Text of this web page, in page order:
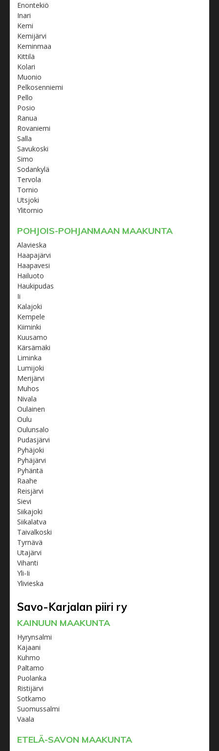
Enontekiö
Inari
Kemi
Kemijärvi
Keminmaa
Kittilä
Kolari
Muonio
Pelkosenniemi
Pello
Posio
Ranua
Rovaniemi
Salla
Savukoski
Simo
Sodankylä
Tervola
Tornio
Utsjoki
Ylitornio
POHJOIS-POHJANMAAN MAAKUNTA
Alavieska
Haapajärvi
Haapavesi
Hailuoto
Haukipudas
Ii
Kalajoki
Kempele
Kiiminki
Kuusamo
Kärsämäki
Liminka
Lumijoki
Merijärvi
Muhos
Nivala
Oulainen
Oulu
Oulunsalo
Pudasjärvi
Pyhäjoki
Pyhäjärvi
Pyhäntä
Raahe
Reisjärvi
Sievi
Siikajoki
Siikalatva
Taivalkoski
Tyrnävä
Utajärvi
Vihanti
Yli-Ii
Ylivieska
Savo-Karjalan piiri ry
KAINUUN MAAKUNTA
Hyrynsalmi
Kajaani
Kuhmo
Paltamo
Puolanka
Ristijärvi
Sotkamo
Suomussalmi
Vaala
ETELÄ-SAVON MAAKUNTA